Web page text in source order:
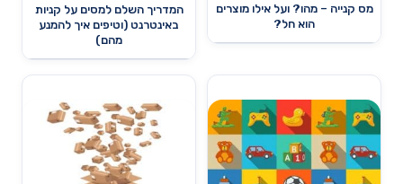
מס קנייה – מהו? ועל אילו מוצרים
הוא חל?
המדריך השלם למסים על קניות
באינטרנט (וטיפים איך להמנע
מהם)